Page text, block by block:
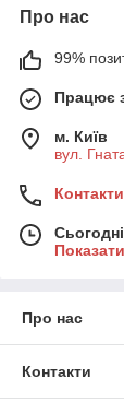
Про нас
99%
Працює
м. Київ
вул.
Контакти
Про нас
Контакти